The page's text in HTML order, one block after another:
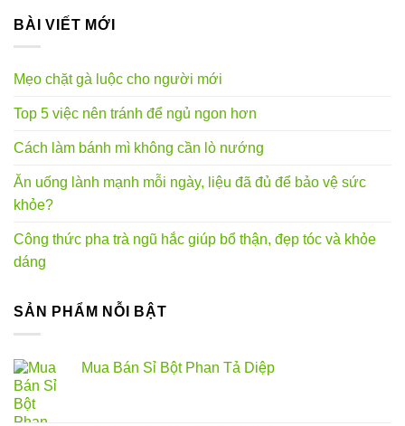
BÀI VIẾT MỚI
Mẹo chặt gà luộc cho người mới
Top 5 việc nên tránh để ngủ ngon hơn
Cách làm bánh mì không cần lò nướng
Ăn uống lành mạnh mỗi ngày, liệu đã đủ để bảo vệ sức
khỏe?
Công thức pha trà ngũ hắc giúp bổ thận, đẹp tóc và khỏe
dáng
SẢN PHẨM NỖI BẬT
Mua Bán Sỉ Bột Phan Tả Diệp